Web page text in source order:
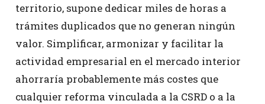
territorio, supone dedicar miles de horas a
trámites duplicados que no generan ningún
valor. Simplificar, armonizar y facilitar la
actividad empresarial en el mercado interior
ahorraría probablemente más costes que
cualquier reforma vinculada a la CSRD o a la